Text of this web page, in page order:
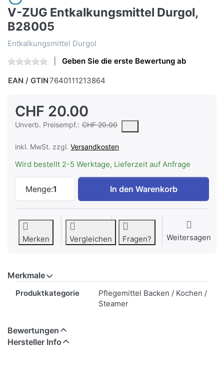
V-ZUG Entkalkungsmittel Durgol,
B28005
Entkalkungsmittel Durgol
Geben Sie die erste Bewertung ab
EAN / GTIN7640111213864
CHF 20.00
Unverb. Preisempf.: CHF 20.00
Die UVP ist der vorgeschlagene oder empfohlene
inkl. MwSt. zzgl. Versandkosten
Wird bestellt 2-5 Werktage, Lieferzeit auf Anfrage
Menge:1
V-ZUG Entkalkungsmittel Durgol,
In den Warenkorb
Merken Vergleichen Fragen? Weitersagen
Merkmale
Produktkategorie
Pflegemittel Backen / Kochen /
Steamer
Bewertungen
Hersteller Info